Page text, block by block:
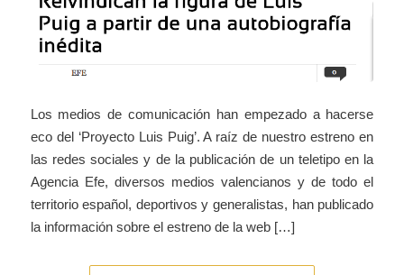
Los medios de comunicación han empezado a hacerse
eco del ‘Proyecto Luis Puig’. A raíz de nuestro estreno en
las redes sociales y de la publicación de un teletipo en la
Agencia Efe, diversos medios valencianos y de todo el
territorio español, deportivos y generalistas, han publicado
la información sobre el estreno de la web […]